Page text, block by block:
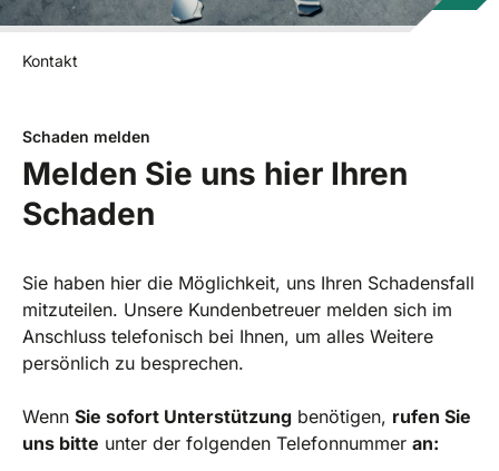
Kontakt
Schaden melden
Melden Sie uns hier Ihren
Schaden
Sie haben hier die Möglichkeit, uns Ihren Schadensfall
mitzuteilen. Unsere Kundenbetreuer melden sich im
Anschluss telefonisch bei Ihnen, um alles Weitere
persönlich zu besprechen.
Wenn Sie sofort Unterstützung benötigen, rufen Sie
uns bitte unter der folgenden Telefonnummer an: